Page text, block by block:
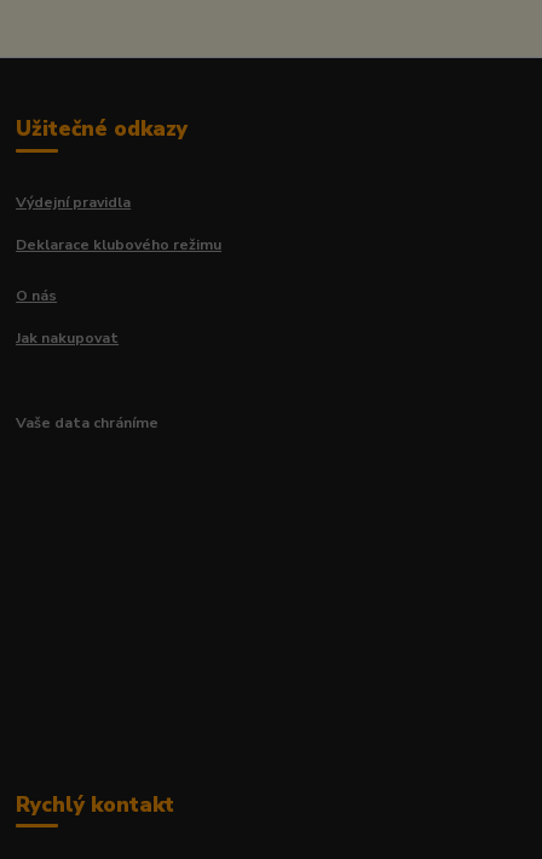
Užitečné odkazy
Výdejní pravidla
Deklarace klubového režimu
O nás
Jak nakupovat
Vaše data chráníme
Rychlý kontakt